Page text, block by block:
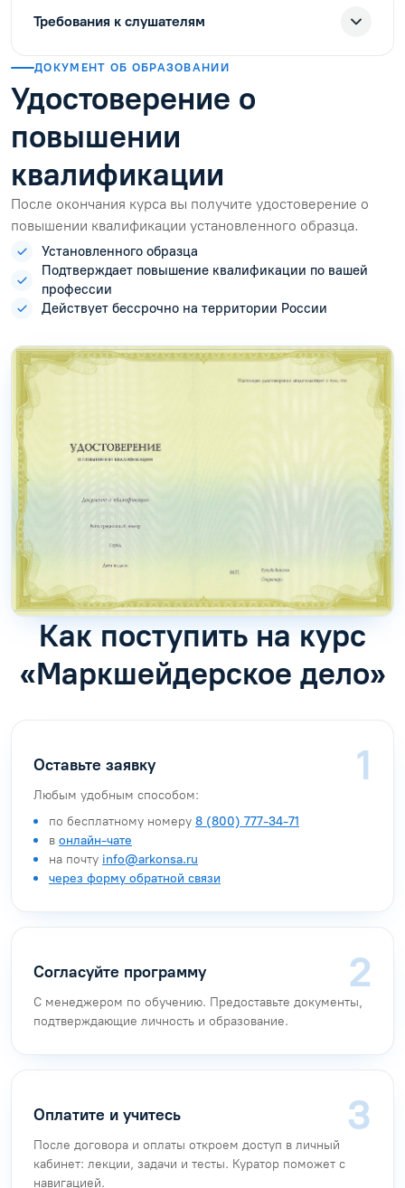
Требования к слушателям
ДОКУМЕНТ ОБ ОБРАЗОВАНИИ
Удостоверение о
повышении
квалификации
После окончания курса вы получите удостоверение о
повышении квалификации установленного образца.
Установленного образца
Подтверждает повышение квалификации по вашей
профессии
Действует бессрочно на территории России
Как поступить на курс
«Маркшейдерское дело»
Оставьте заявку
Любым удобным способом:
по бесплатному номеру 8 (800) 777-34-71
в онлайн-чате
на почту info@arkonsa.ru
через форму обратной связи
Согласуйте программу
С менеджером по обучению. Предоставьте документы,
подтверждающие личность и образование.
Оплатите и учитесь
После договора и оплаты откроем доступ в личный
кабинет: лекции, задачи и тесты. Куратор поможет с
навигацией.